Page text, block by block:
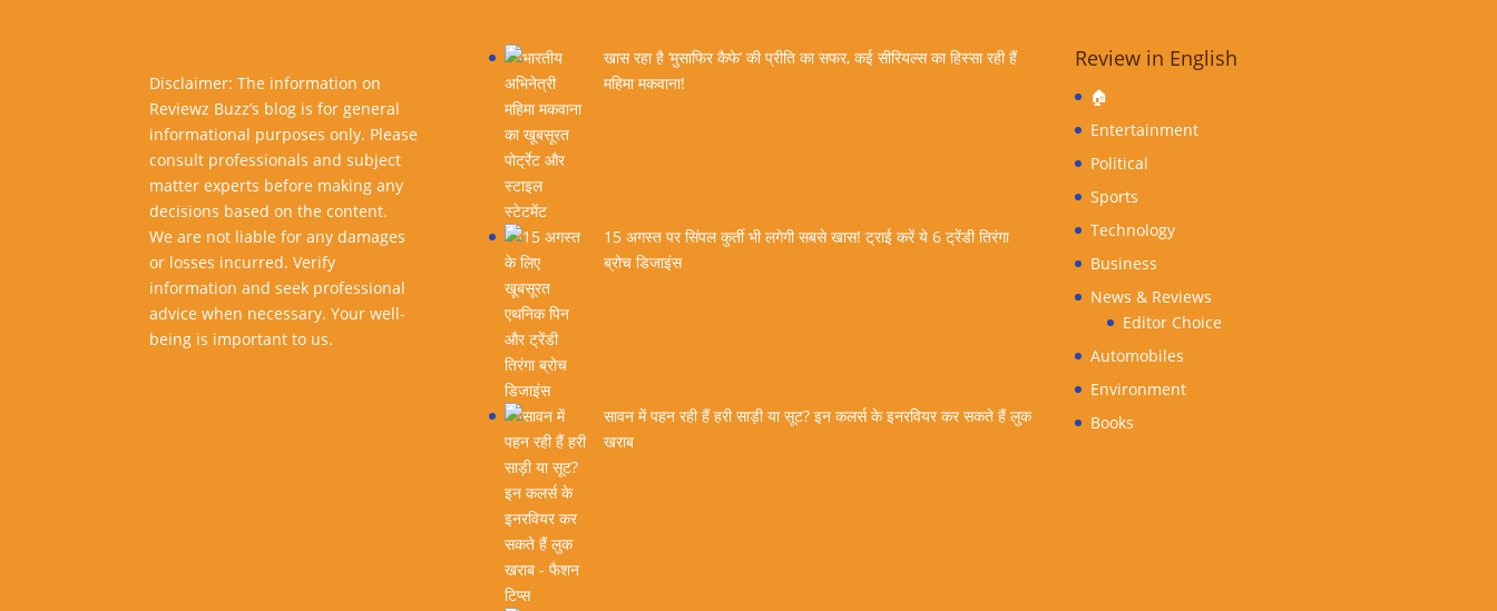
Disclaimer: The information on
Reviewz Buzz’s blog is for general
informational purposes only. Please
consult professionals and subject
matter experts before making any
decisions based on the content.
We are not liable for any damages
or losses incurred. Verify
information and seek professional
advice when necessary. Your well-
being is important to us.
खास रहा है ‘मुसाफिर कैफे’ की प्रीति का सफर, कई सीरियल्स का हिस्सा रही हैं
महिमा मकवाना!
15 अगस्त पर सिंपल कुर्ती भी लगेगी सबसे खास! ट्राई करें ये 6 ट्रेंडी तिरंगा
ब्रोच डिजाइंस
सावन में पहन रही हैं हरी साड़ी या सूट? इन कलर्स के इनरवियर कर सकते हैं लुक
खराब
Review in English
🏠
Entertainment
Political
Sports
Technology
Business
News & Reviews
Editor Choice
Automobiles
Environment
Books